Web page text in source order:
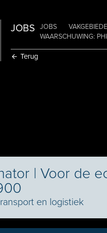
JOBS JOBS
WAARSCHUWING:
Terug
| Voor de
en logistiek